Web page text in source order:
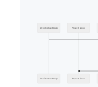
Architecture Group Project Group
Architecture Group Project Group